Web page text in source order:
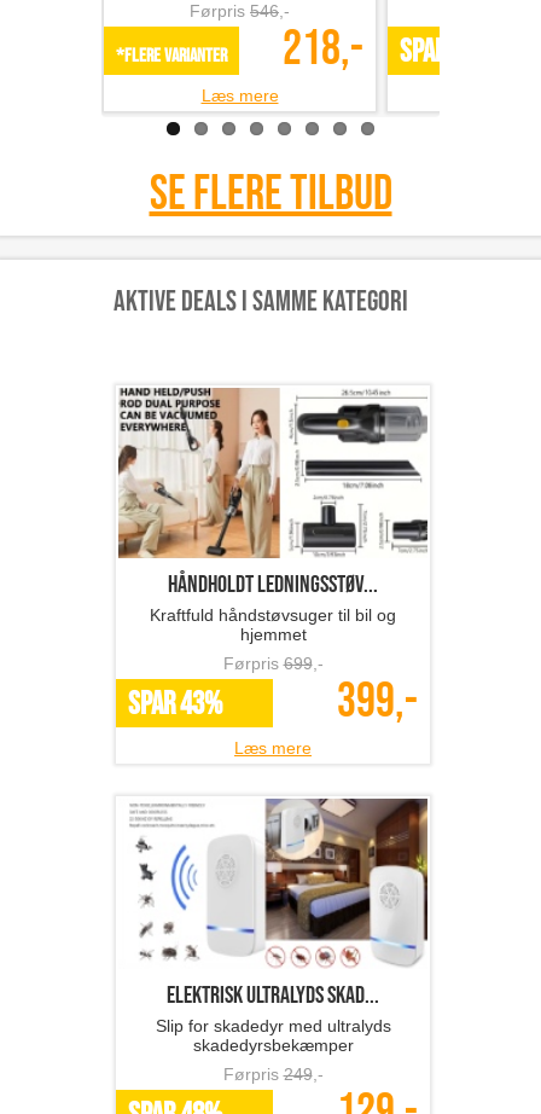
Førpris 546,-
*Flere varianter 218,-
Læs mere
SPAR 49%
Se flere tilbud
Aktive deals i samme kategori
Håndholdt ledningsstøv...
Kraftfuld håndstøvsuger til bil og
hjemmet
Førpris699,-
SPAR 43% 399,-
Læs mere
Elektrisk ultralyds skad...
Slip for skadedyr med ultralyds
skadedyrsbekæmper
Førpris249,-